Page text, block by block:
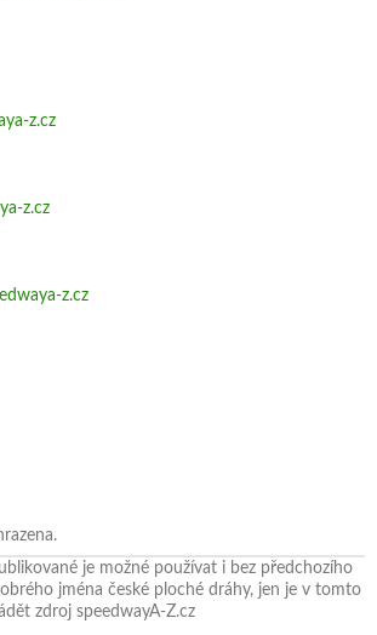
z.cz
z.cz
z.cz
je možné používat i bez předchozího
jména české ploché dráhy, jen je v tomto
zdroj speedwayA-Z.cz